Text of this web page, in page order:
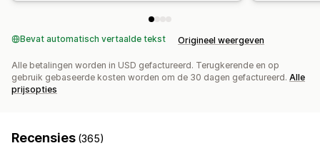
Bevat automatisch vertaalde tekst Origineel weergeven
Alle betalingen worden in USD gefactureerd. Terugkerende en op
gebruik gebaseerde kosten worden om de 30 dagen gefactureerd. Alle
prijsopties
Recensies (365)